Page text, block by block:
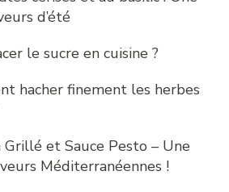
d’été
le sucre en cuisine ?
hacher finement les herbes
Grillé et Sauce Pesto – Une
Méditerranéennes !